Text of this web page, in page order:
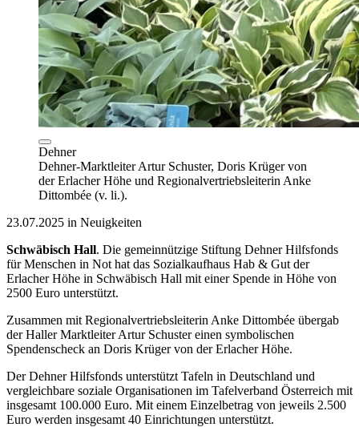
Dehner
Dehner-Marktleiter Artur Schuster, Doris Krüger von
der Erlacher Höhe und Regionalvertriebsleiterin Anke
Dittombée (v. li.).
23.07.2025 in Neuigkeiten
Schwäbisch Hall. Die gemeinnützige Stiftung Dehner Hilfsfonds
für Menschen in Not hat das Sozialkaufhaus Hab & Gut der
Erlacher Höhe in Schwäbisch Hall mit einer Spende in Höhe von
2500 Euro unterstützt.
Zusammen mit Regionalvertriebsleiterin Anke Dittombée übergab
der Haller Marktleiter Artur Schuster einen symbolischen
Spendenscheck an Doris Krüger von der Erlacher Höhe.
Der Dehner Hilfsfonds unterstützt Tafeln in Deutschland und
vergleichbare soziale Organisationen im Tafelverband Österreich mit
insgesamt 100.000 Euro. Mit einem Einzelbetrag von jeweils 2.500
Euro werden insgesamt 40 Einrichtungen unterstützt.